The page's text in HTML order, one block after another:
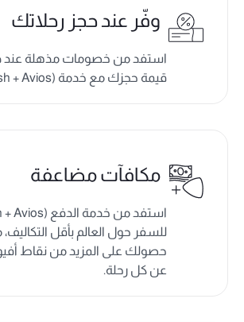
وفّر عند حجز رحلاتك
استفد من خصومات مذهلة عند
قيمة حجزك مع خدمة (Cash + Avios).
مكافآت مضاعفة
للسفر حول العالم بأقل
حصولك على المزيد من نقاط
عن كل رحلة.